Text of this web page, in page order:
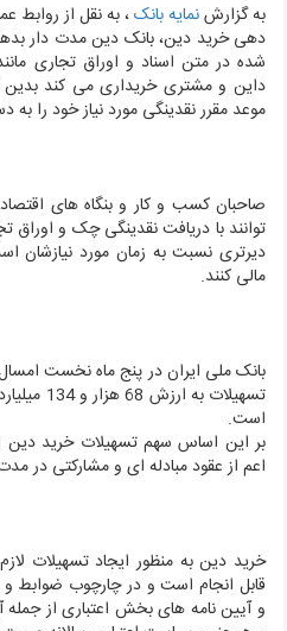
به گزارشنمایه بانک، به نقل از روابط
دهی خرید دین، بانک دین مدت دار
شده در متن اسناد و اوراق تجاری
داین و مشتری خریداری می کند بدین
موعد مقرر نقدینگی مورد نیاز خود را به
صاحبان کسب و کار و بنگاه های
توانند با دریافت نقدینگی چک و اوراق
دیرتری نسبت به زمان مورد نیازشان
مالی کنند.
تسهیلات به
است.
بر این اساس سهم تسهیلات خرید دین
اعم از عقود مبادله ای و مشارکتی در مدت مذکور 13.7درصد
خرید دین به منظور ایجاد تسهیلات
قابل انجام است و در چارچوب ضوابط و
و آیین نامه های بخش اعتباری از جمله